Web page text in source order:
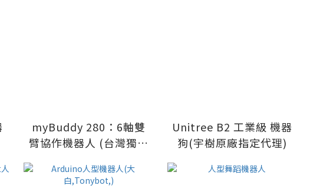
myBuddy 280：6軸雙
臂協作機器人 (台灣獨家
Unitree B2 工業級 機器
狗(宇樹原廠指定代理)